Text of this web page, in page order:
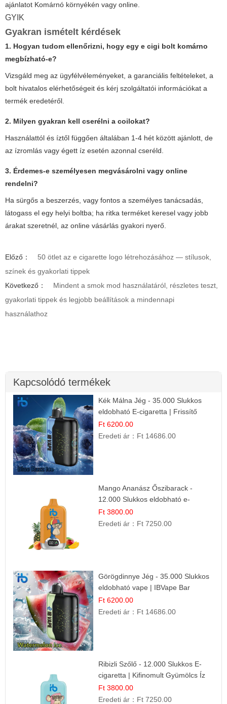
ajánlatot Komárnó környékén vagy online.
GYIK
Gyakran ismételt kérdések
1. Hogyan tudom ellenőrizni, hogy egy e cigi bolt komárno
megbízható-e?
Vizsgáld meg az ügyfélvéleményeket, a garanciális feltételeket, a
bolt hivatalos elérhetőségeit és kérj szolgáltatói információkat a
termék eredetéről.
2. Milyen gyakran kell cserélni a coilokat?
Használattól és íztől függően általában 1-4 hét között ajánlott, de
az ízromlás vagy égett íz esetén azonnal cseréld.
3. Érdemes-e személyesen megvásárolni vagy online
rendelni?
Ha sürgős a beszerzés, vagy fontos a személyes tanácsadás,
látogass el egy helyi boltba; ha ritka terméket keresel vagy jobb
árakat szeretnél, az online vásárlás gyakori nyerő.
Előző：
50 ötlet az e cigarette logo létrehozásához — stílusok,
színek és gyakorlati tippek
Következő：
Mindent a smok mod használatáról, részletes teszt,
gyakorlati tippek és legjobb beállítások a mindennapi
használathoz
Kapcsolódó termékek
Kék Málna Jég - 35.000 Slukkos
eldobható E-cigaretta | Frissítő
Ízélmény
Ft 6200.00
Eredeti ár： Ft 14686.00
Mango Ananász Őszibarack -
12.000 Slukkos eldobható e-
Cigaretta
Ft 3800.00
Eredeti ár： Ft 7250.00
Görögdinnye Jég - 35.000 Slukkos
eldobható vape | IBVape Bar
Frissítő Nyári Íz
Ft 6200.00
Eredeti ár： Ft 14686.00
Ribizli Szőlő - 12.000 Slukkos E-
cigaretta | Kifinomult Gyümölcs Íz
Ft 3800.00
Eredeti ár： Ft 7250.00